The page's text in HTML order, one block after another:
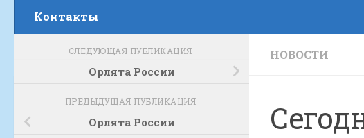
Контакты
НОВОСТИ
СЛЕДУЮЩАЯ ПУБЛИКАЦИЯ
Орлята России
ПРЕДЫДУЩАЯ ПУБЛИКАЦИЯ
Орлята России